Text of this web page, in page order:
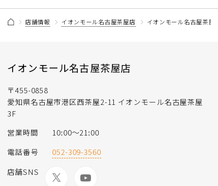
店舗情報 イオンモール名古屋茶屋店 イオンモール名古屋茶屋
イオンモール名古屋茶屋店
〒455-0858
愛知県名古屋市港区西茶屋2-11 イオンモール名古屋茶屋
3F
営業時間
10:00～21:00
電話番号
052-309-3560
店舗SNS